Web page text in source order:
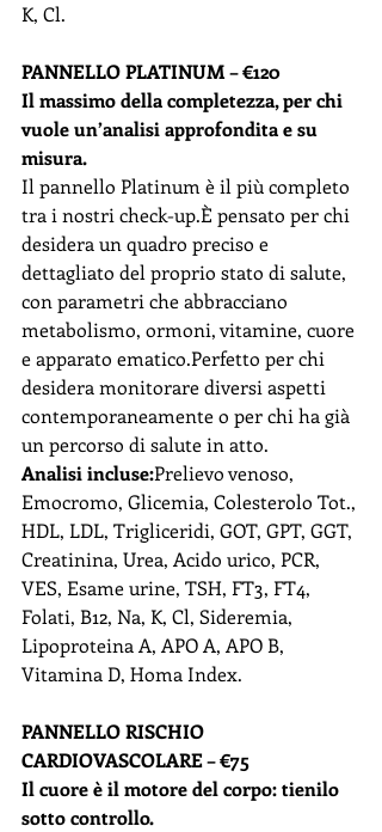
K, Cl.
PANNELLO PLATINUM – €120
Il massimo della completezza, per chi
vuole un’analisi approfondita e su
misura.
Il pannello Platinum è il più completo
tra i nostri check-up.È pensato per chi
desidera un quadro preciso e
dettagliato del proprio stato di salute,
con parametri che abbracciano
metabolismo, ormoni, vitamine, cuore
e apparato ematico.Perfetto per chi
desidera monitorare diversi aspetti
contemporaneamente o per chi ha già
un percorso di salute in atto.
Analisi incluse:Prelievo venoso,
Emocromo, Glicemia, Colesterolo Tot.,
HDL, LDL, Trigliceridi, GOT, GPT, GGT,
Creatinina, Urea, Acido urico, PCR,
VES, Esame urine, TSH, FT3, FT4,
Folati, B12, Na, K, Cl, Sideremia,
Lipoproteina A, APO A, APO B,
Vitamina D, Homa Index.
PANNELLO RISCHIO
CARDIOVASCOLARE – €75
Il cuore è il motore del corpo: tienilo
sotto controllo.